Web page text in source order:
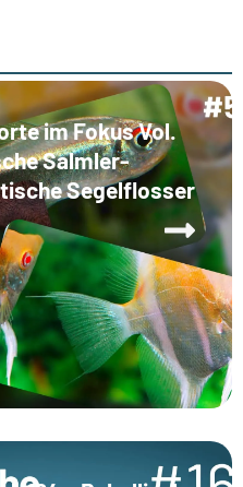
im Fokus Vol.
Salmler-
Segelflosser